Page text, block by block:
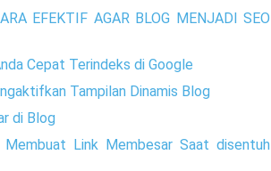
EFEKTIF AGAR BLOG MENJADI SEO
Cepat Terindeks di Google
Tampilan Dinamis Blog
di Blog
Link Membesar Saat disentuh